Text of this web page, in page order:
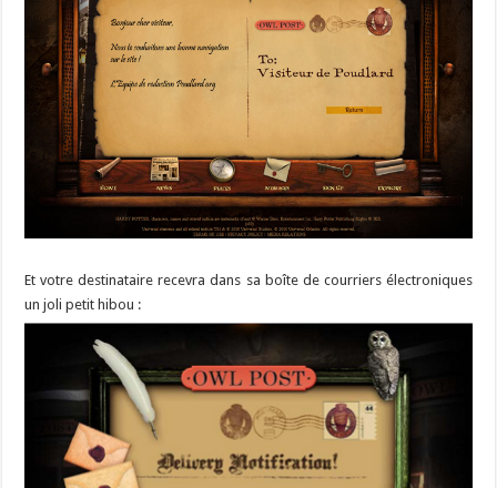
Et votre destinataire recevra dans sa boîte de courriers électroniques
un joli petit hibou :